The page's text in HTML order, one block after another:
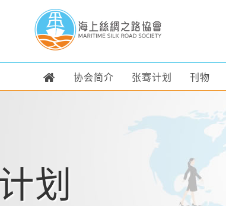
协会简介 张骞计划 刊物
划